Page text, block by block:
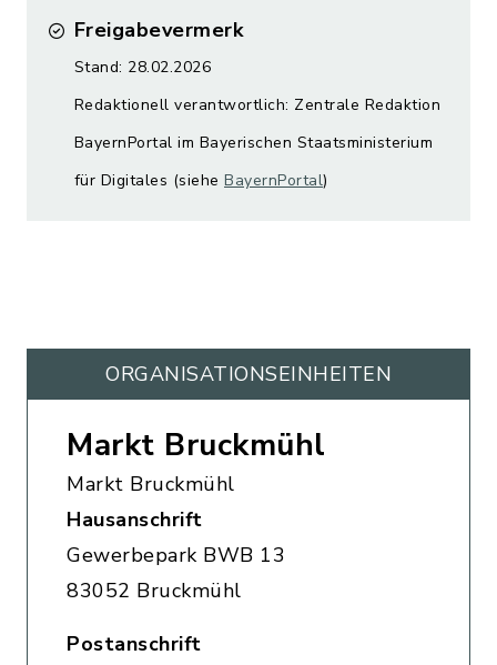
Freigabevermerk
Stand: 28.02.2026
Redaktionell verantwortlich: Zentrale Redaktion
BayernPortal im Bayerischen Staatsministerium
für Digitales (siehe BayernPortal)
ORGANISATIONS­EINHEITEN
Markt Bruckmühl
Markt Bruckmühl
Hausanschrift
Gewerbepark BWB 13
83052 Bruckmühl
Postanschrift